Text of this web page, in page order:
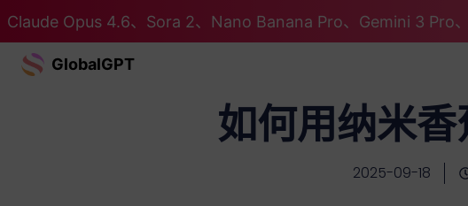
Claude Opus 4.6、Sora 2、Nano Banana Pro、Gemini 3 Pro
GlobalGPT
如何用纳米
2025-09-18